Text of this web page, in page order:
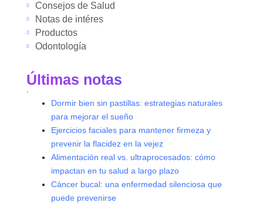
Consejos de Salud
Notas de intéres
Productos
Odontología
Últimas notas
Dormir bien sin pastillas: estrategias naturales
para mejorar el sueño
Ejercicios faciales para mantener firmeza y
prevenir la flacidez en la vejez
Alimentación real vs. ultraprocesados: cómo
impactan en tu salud a largo plazo
Cáncer bucal: una enfermedad silenciosa que
puede prevenirse